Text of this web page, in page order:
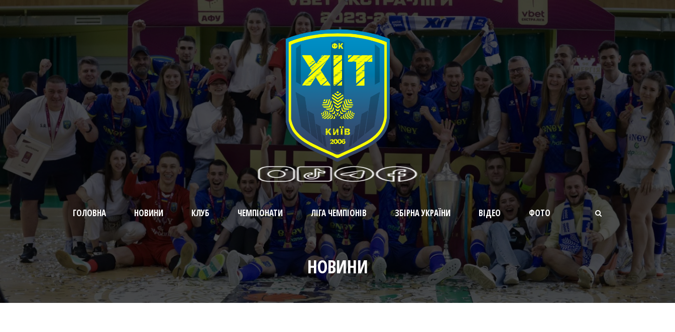
ГОЛОВНА НОВИНИ КЛУБ ЧЕМПІОНАТИ ЛІГА ЧЕМПІОНІВ ЗБІРНА УКРАЇНИ ВІДЕО ФОТО
НОВИНИ